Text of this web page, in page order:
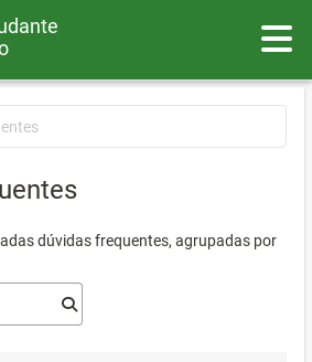
dúvidas frequentes, agrupadas por